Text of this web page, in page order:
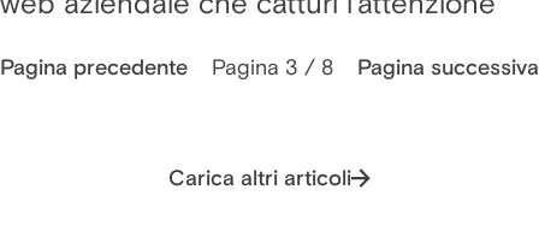
Pagina precedente Pagina 3 / 8 Pagina successiva
Carica altri articoli